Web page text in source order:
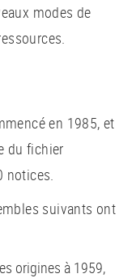
modes de
en 1985, et
du fichier
notices.
suivants ont
origines à 1959,